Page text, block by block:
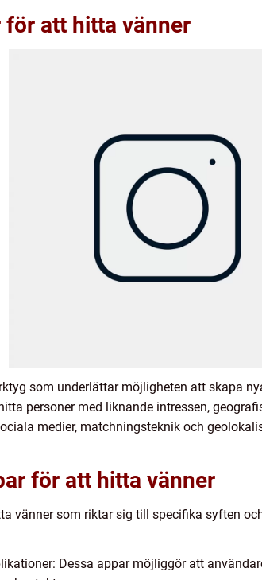
för att hitta vänner
som underlättar möjligheten att skapa
personer med liknande intressen,
medier, matchningsteknik och
för att hitta vänner
vänner som riktar sig till specifika syften
Dessa appar möjliggör att